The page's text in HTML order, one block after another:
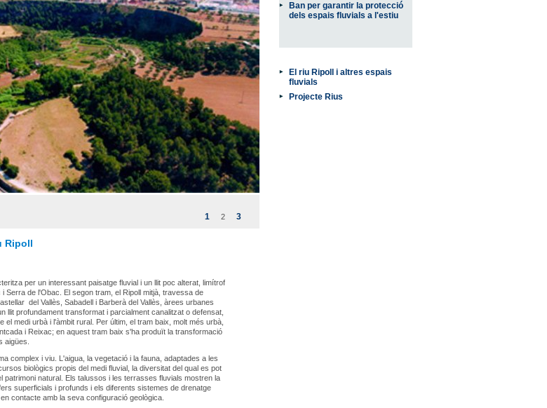
1 2 3
Ripoll
per un interessant paisatge fluvial i un llit poc alterat, limítrof
Serra de l'Obac. El segon tram, el Ripoll mitjà, travessa de
del Vallès, Sabadell i Barberà del Vallès, àrees urbanes
llit profundament transformat i parcialment canalitzat o defensat,
el medi urbà i l'àmbit rural. Per últim, el tram baix, molt més urbà,
i Reixac; en aquest tram baix s'ha produït la transformació
aigües.
complex i viu. L'aigua, la vegetació i la fauna, adaptades a les
biològics propis del medi fluvial, la diversitat del qual es pot
patrimoni natural. Els talussos i les terrasses fluvials mostren la
superficials i profunds i els diferents sistemes de drenatge
contacte amb la seva configuració geològica.
Ban per garantir la protecció
dels espais fluvials a l'estiu
El riu Ripoll i altres espais
fluvials
Projecte Rius